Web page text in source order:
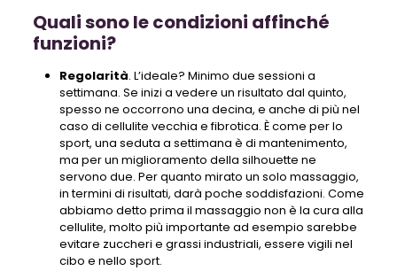
Quali sono le condizioni affinché
funzioni?
Regolarità. L’ideale? Minimo due sessioni a
settimana. Se inizi a vedere un risultato dal quinto,
spesso ne occorrono una decina, e anche di più nel
caso di cellulite vecchia e fibrotica. È come per lo
sport, una seduta a settimana è di mantenimento,
ma per un miglioramento della silhouette ne
servono due. Per quanto mirato un solo massaggio,
in termini di risultati, darà poche soddisfazioni. Come
abbiamo detto prima il massaggio non è la cura alla
cellulite, molto più importante ad esempio sarebbe
evitare zuccheri e grassi industriali, essere vigili nel
cibo e nello sport.